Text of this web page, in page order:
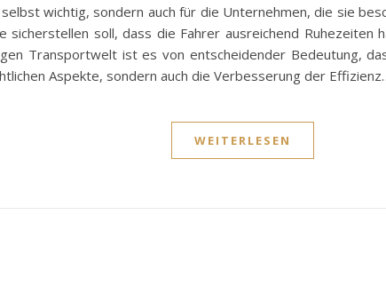
wichtig, sondern auch für die Unternehmen, die sie
soll, dass die Fahrer ausreichend Ruhezeiten
Transportwelt ist es von entscheidender Bedeutung,
Aspekte, sondern auch die Verbesserung der
WEITERLESEN